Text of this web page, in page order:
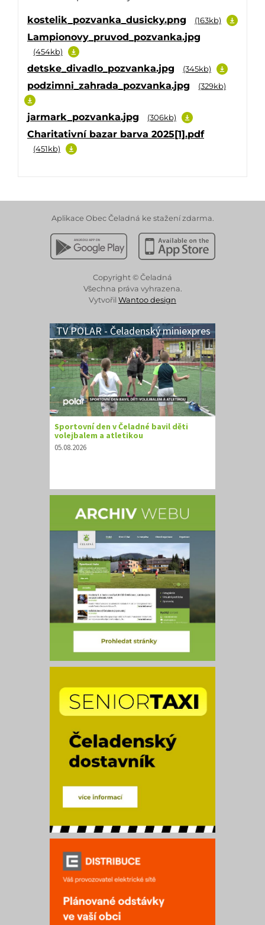
kostelik_pozvanka_dusicky.png (163kb)
Lampionovy_pruvod_pozvanka.jpg
(454kb)
detske_divadlo_pozvanka.jpg (345kb)
podzimni_zahrada_pozvanka.jpg (329kb)
jarmark_pozvanka.jpg (306kb)
Charitativní bazar barva 2025[1].pdf
(451kb)
Aplikace Obec Čeladná ke stažení zdarma.
Stáhnout z Google PlayStáhnout z Apple App
Copyright © Čeladná
Všechna práva vyhrazena.
Vytvořil Wantoo design